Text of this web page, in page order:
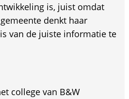
is, juist omdat
denkt haar
van de juiste informatie te
college van B&W